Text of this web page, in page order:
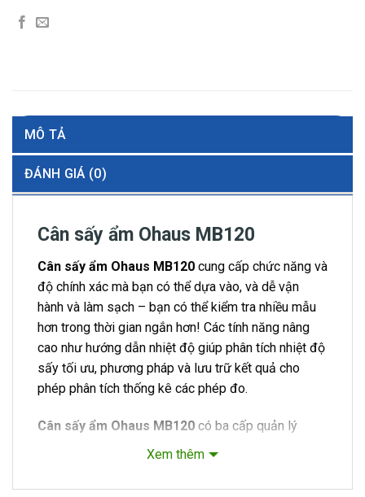
MÔ TẢ
ĐÁNH GIÁ (0)
Cân sấy ẩm Ohaus MB120
Cân sấy ẩm Ohaus MB120 cung cấp chức năng và
độ chính xác mà bạn có thể dựa vào, và dễ vận
hành và làm sạch – bạn có thể kiểm tra nhiều mẫu
hơn trong thời gian ngắn hơn! Các tính năng nâng
cao như hướng dẫn nhiệt độ giúp phân tích nhiệt độ
sấy tối ưu, phương pháp và lưu trữ kết quả cho
phép phân tích thống kê các phép đo.
Cân sấy ẩm Ohaus MB120 có ba cấp quản lý
người dùng đảm bảo an toàn dữ liệu – thiết lập và
quyền truy cập của quản trị viên.
Xem thêm